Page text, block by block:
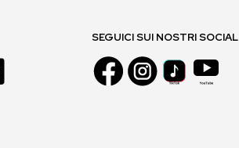
SEGUICI SUI NOSTRI SOCIAL